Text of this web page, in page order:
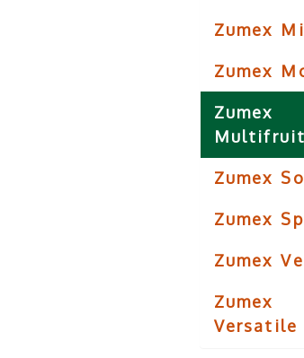
Zumex
Zumex
Zumex
Multifruit
Zumex
Zumex
Zumex
Zumex
Versatile